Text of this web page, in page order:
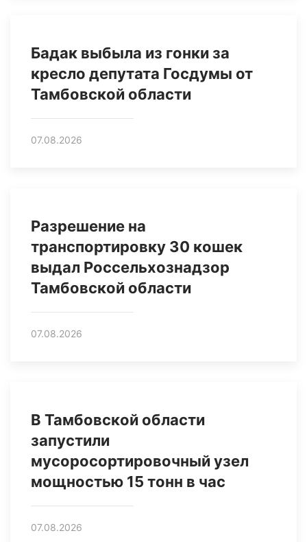
Бадак выбыла из гонки за
кресло депутата Госдумы от
Тамбовской области
07.08.2026
Разрешение на
транспортировку 30 кошек
выдал Россельхознадзор
Тамбовской области
07.08.2026
В Тамбовской области
запустили
мусоросортировочный узел
мощностью 15 тонн в час
07.08.2026